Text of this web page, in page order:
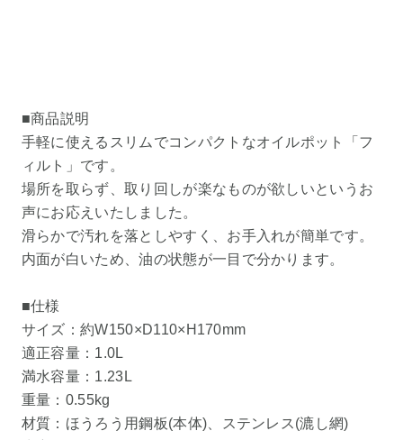
■商品説明
手軽に使えるスリムでコンパクトなオイルポット「フ
ィルト」です。
場所を取らず、取り回しが楽なものが欲しいというお
声にお応えいたしました。
滑らかで汚れを落としやすく、お手入れが簡単です。
内面が白いため、油の状態が一目で分かります。
■仕様
サイズ：約W150×D110×H170mm
適正容量：1.0L
満水容量：1.23L
重量：0.55kg
材質：ほうろう用鋼板(本体)、ステンレス(漉し網)